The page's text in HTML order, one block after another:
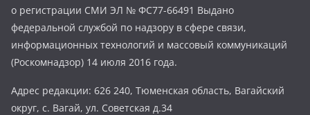
о регистрации СМИ ЭЛ № ФС77-66491 Выдано
федеральной службой по надзору в сфере связи,
информационных технологий и массовый коммуникаций
(Роскомнадзор) 14 июля 2016 года.
Адрес редакции: 626 240, Тюменская область, Вагайский
округ, с. Вагай, ул. Советская д.34